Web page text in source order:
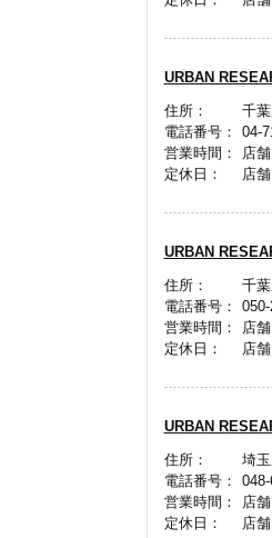
URBAN
住所：
千
電話番号：
04-
営業時間：
店
定休日：
店
URBAN
住所：
千
電話番号：
営業時間：
店
定休日：
店
URBAN
住所：
埼
電話番号：
営業時間：
店
定休日：
店